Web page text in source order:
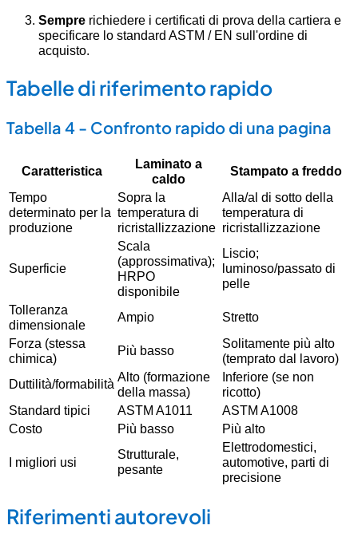
Sempre richiedere i certificati di prova della cartiera e
specificare lo standard ASTM / EN sull'ordine di
acquisto.
Tabelle di riferimento rapido
Tabella 4 - Confronto rapido di una pagina
Caratteristica
Laminato a
caldo
Stampato a freddo
Tempo
determinato per la
produzione
Sopra la
temperatura di
ricristallizzazione
Alla/al di sotto della
temperatura di
ricristallizzazione
Superficie
Scala
(approssimativa);
HRPO
disponibile
Liscio;
luminoso/passato di
pelle
Tolleranza
dimensionale
Ampio
Stretto
Forza (stessa
chimica)
Più basso
Solitamente più alto
(temprato dal lavoro)
Duttilità/formabilità Alto (formazione
della massa)
Inferiore (se non
ricotto)
Standard tipici
ASTM A1011
ASTM A1008
Costo
Più basso Più alto
I migliori usi
Strutturale,
pesante
Elettrodomestici,
automotive, parti di
precisione
Riferimenti autorevoli